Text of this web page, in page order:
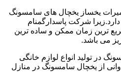
یخساز یخچال های سامسونگ
شرکت پاسدارگمنام
ترین زمان ممکن و ساده ترین
می باشد.
در تولید انواع لوازم خانگی
از یخچال سامسونگ در منازل